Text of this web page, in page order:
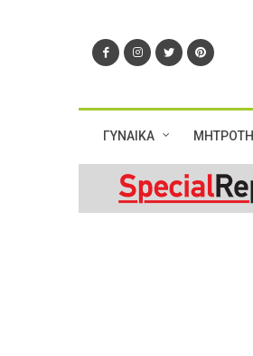
ΓΥΝΑΙΚΑ